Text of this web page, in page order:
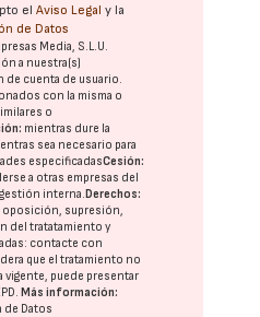
elAviso Legal y la
de Datos
Media, S.L.U.
a nuestra(s)
cuenta de usuario.
con la misma o
o
mientras dure la
sea necesario para
especificadasCesión:
a otras empresas del
interna.Derechos:
supresión,
del tratatamiento y
contacte con
que el tratamiento no
vigente, puede presentar
.Más información:
Datos